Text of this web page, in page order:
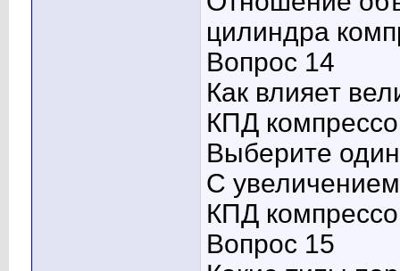
цилиндра
Вопрос 14
Как влияет
КПД
Выберите
С
КПД
Вопрос 15